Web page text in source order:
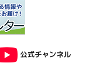
公式チャンネル